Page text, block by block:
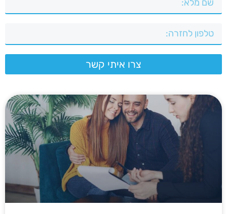
צרו איתי קשר